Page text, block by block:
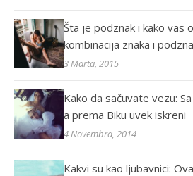
Šta je podznak i kako vas
kombinacija znaka i
3 Marta, 2015
Kako da sačuvate vezu:
a prema Biku uvek iskreni
4 Novembra, 2014
Kakvi su kao ljubavnici: